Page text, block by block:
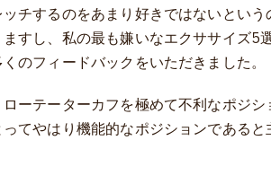
チするのをあまり好きではないという
すし、私の最も嫌いなエクササイズ5
のフィードバックをいただきました。
ーテーターカフを極めて不利なポジシ
てやはり機能的なポジションであると